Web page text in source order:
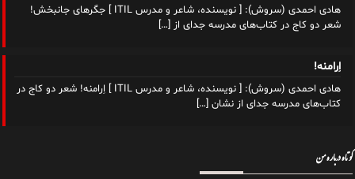
هادی احمدی (سروش): [ نویسنده، شاعر و مدرس ITIL ] جگرهای جانبخش!
شعر دو کاج در کتاب‌های مدرسه جدای از […]
اِرامنه!
هادی احمدی (سروش): [ نویسنده، شاعر و مدرس ITIL ] اِرامنه! شعر دو کاج در
کتاب‌های مدرسه جدای از نشان […]
کوتاه درباره من